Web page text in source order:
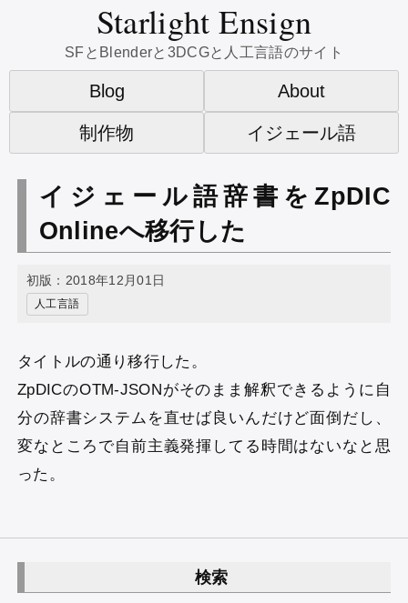
Starlight Ensign
SFとBlenderと3DCGと人工言語のサイト
Blog About
制作物 イジェール語
イジェール語辞書をZpDIC
Onlineへ移行した
初版：2018年12月01日
人工言語
タイトルの通り移行した。
ZpDICのOTM-JSONがそのまま解釈できるように自
分の辞書システムを直せば良いんだけど面倒だし、
変なところで自前主義発揮してる時間はないなと思
った。
検索